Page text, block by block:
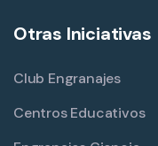
Otras Iniciativas
Club Engranajes
Centros Educativos